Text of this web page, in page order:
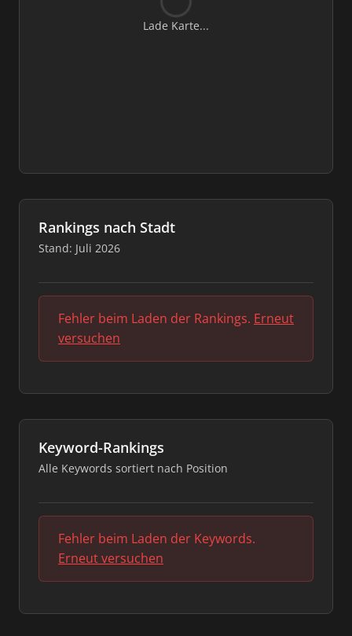
Lade Karte...
Rankings nach Stadt
Stand: Juli 2026
Fehler beim Laden der Rankings. Erneut
versuchen
Keyword-Rankings
Alle Keywords sortiert nach Position
Fehler beim Laden der Keywords.
Erneut versuchen